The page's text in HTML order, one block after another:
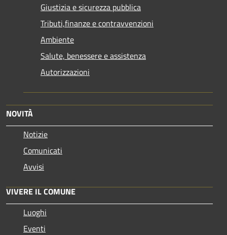
Giustizia e sicurezza pubblica
Tributi,finanze e contravvenzioni
Ambiente
Salute, benessere e assistenza
Autorizzazioni
NOVITÀ
Notizie
Comunicati
Avvisi
VIVERE IL COMUNE
Luoghi
Eventi